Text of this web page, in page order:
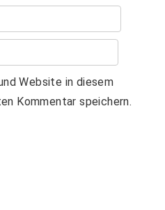
Website in diesem
Kommentar speichern.